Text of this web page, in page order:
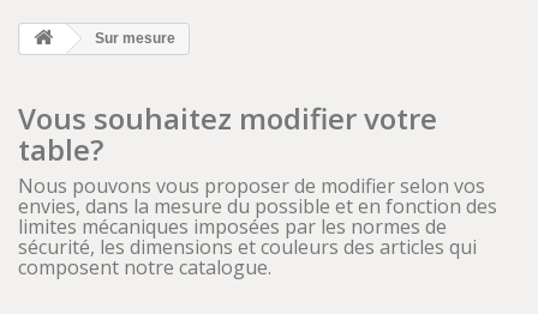
Sur mesure
Vous souhaitez modifier votre
table?
Nous pouvons vous proposer de modifier selon vos
envies, dans la mesure du possible et en fonction des
limites mécaniques imposées par les normes de
sécurité, les dimensions et couleurs des articles qui
composent notre catalogue.